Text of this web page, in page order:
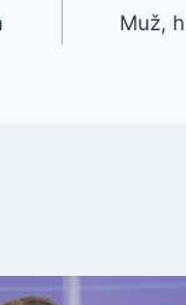
Muž,